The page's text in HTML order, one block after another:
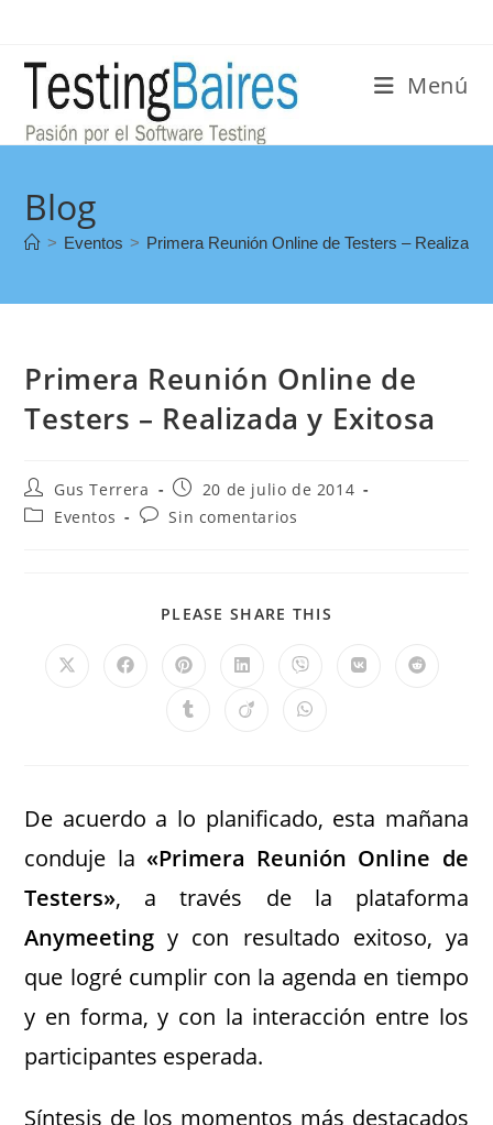
Menú
Blog
> Eventos > Primera Reunión Online de Testers –
Primera Reunión Online de
Testers – Realizada y Exitosa
Gus Terrera
20 de julio de 2014
Eventos
Sin comentarios
PLEASE SHARE THIS
De acuerdo a lo planificado, esta mañana
conduje la «Primera Reunión Online de
Testers», a través de la plataforma
Anymeeting y con resultado exitoso, ya
que logré cumplir con la agenda en tiempo
y en forma, y con la interacción entre los
participantes esperada.
Síntesis de los momentos más destacados